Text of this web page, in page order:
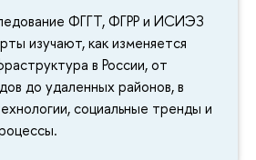
ФГГТ, ФГРР и ИСИЭЗ
изучают, как изменяется
в России, от
до удаленных районов, в
социальные тренды и